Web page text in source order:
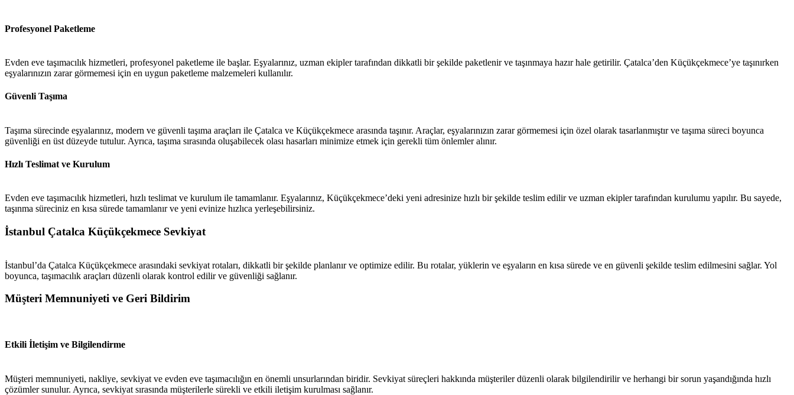
Profesyonel Paketleme
Evden eve taşımacılık hizmetleri, profesyonel paketleme ile başlar. Eşyalarınız, uzman ekipler tarafından dikkatli bir şekilde paketlenir ve taşınmaya hazır hale getirilir. Çatalca’den Küçükçekmece’ye taşınırken
eşyalarınızın zarar görmemesi için en uygun paketleme malzemeleri kullanılır.
Güvenli Taşıma
Taşıma sürecinde eşyalarınız, modern ve güvenli taşıma araçları ile Çatalca ve Küçükçekmece arasında taşınır. Araçlar, eşyalarınızın zarar görmemesi için özel olarak tasarlanmıştır ve taşıma süreci boyunca
güvenliği en üst düzeyde tutulur. Ayrıca, taşıma sırasında oluşabilecek olası hasarları minimize etmek için gerekli tüm önlemler alınır.
Hızlı Teslimat ve Kurulum
Evden eve taşımacılık hizmetleri, hızlı teslimat ve kurulum ile tamamlanır. Eşyalarınız, Küçükçekmece’deki yeni adresinize hızlı bir şekilde teslim edilir ve uzman ekipler tarafından kurulumu yapılır. Bu sayede,
taşınma süreciniz en kısa sürede tamamlanır ve yeni evinize hızlıca yerleşebilirsiniz.
İstanbul Çatalca Küçükçekmece Sevkiyat
İstanbul’da Çatalca Küçükçekmece arasındaki sevkiyat rotaları, dikkatli bir şekilde planlanır ve optimize edilir. Bu rotalar, yüklerin ve eşyaların en kısa sürede ve en güvenli şekilde teslim edilmesini sağlar. Yol
boyunca, taşımacılık araçları düzenli olarak kontrol edilir ve güvenliği sağlanır.
Müşteri Memnuniyeti ve Geri Bildirim
Etkili İletişim ve Bilgilendirme
Müşteri memnuniyeti, nakliye, sevkiyat ve evden eve taşımacılığın en önemli unsurlarından biridir. Sevkiyat süreçleri hakkında müşteriler düzenli olarak bilgilendirilir ve herhangi bir sorun yaşandığında hızlı
çözümler sunulur. Ayrıca, sevkiyat sırasında müşterilerle sürekli ve etkili iletişim kurulması sağlanır.